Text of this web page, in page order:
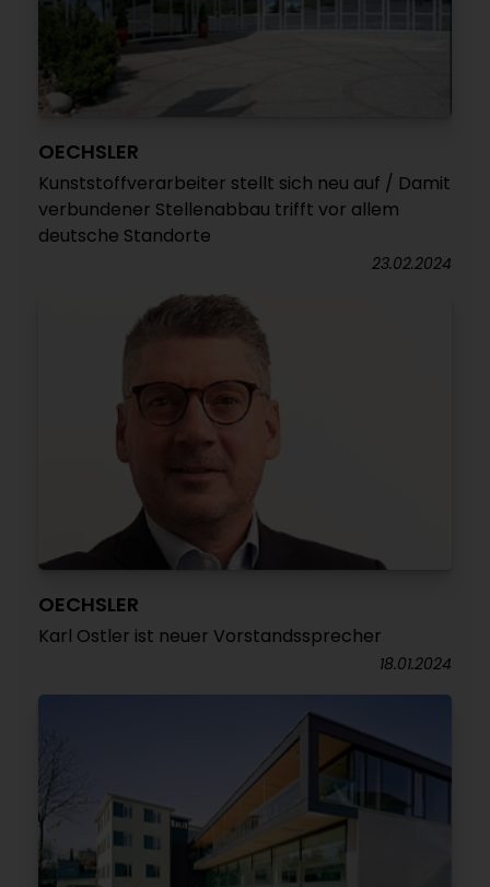
OECHSLER
Kunststoffverarbeiter stellt sich neu auf / Damit
verbundener Stellenabbau trifft vor allem
deutsche Standorte
23.02.2024
OECHSLER
Karl Ostler ist neuer Vorstandssprecher
18.01.2024